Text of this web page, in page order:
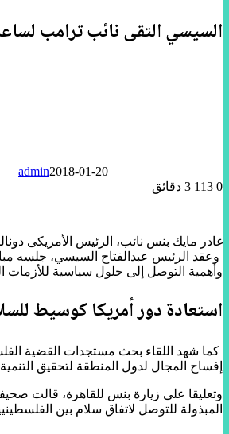
السيسي التقى نائب ترامب
admin2018-01-20
0
3 دقائق
غادر مايك بنس نائب، الرئيس الأمريكى دونالد ترامب، مصر بعد زيارة
وعقد الرئيس عبدالفتاح السيسي، جلسه
وأهمية التوصل إلى حلول سياسية للأزمات
استعادة دور أمريكا كوسيط
كما شهد اللقاء بحث مستجدات القضية
إفساح المجال لدول المنطقة لتحقيق التنمية
وتعليقا على زيارة بنس للقاهرة، قالت
المبذولة للتوصل لاتفاق سلام بين